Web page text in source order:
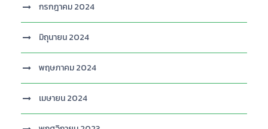
กรกฎาคม 2024
มิถุนายน 2024
พฤษภาคม 2024
เมษายน 2024